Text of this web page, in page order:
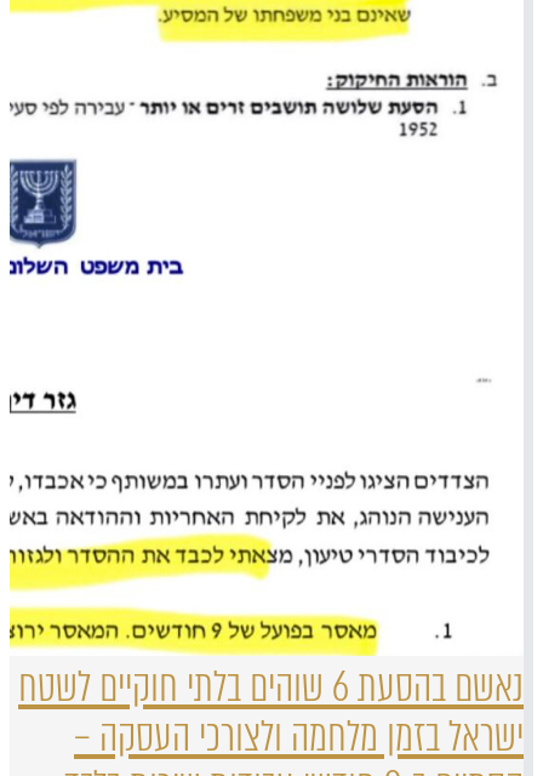
נאשם בהסעת 6 שוהים בלתי חוקיים לשטח
ישראל בזמן מלחמה ולצורכי העסקה –